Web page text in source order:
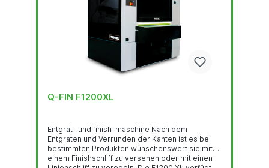
Q-FIN F1200XL
Entgrat- und finish-maschine Nach dem
Entgraten und Verrunden der Kanten ist es bei
bestimmten Produkten wünschenswert sie mit
einem Finishschliff zu versehen oder mit einen